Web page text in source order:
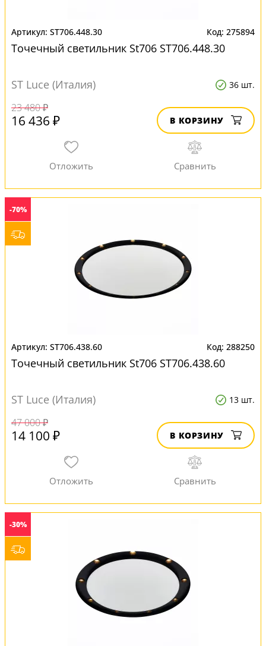
ST706.448.30 275894
Точечный светильник St706 ST706.448.30
ST Luce (Италия) 36 шт.
23 480 ₽
16 436 ₽ В КОРЗИНУ
-70%
ST706.438.60 288250
Точечный светильник St706 ST706.438.60
ST Luce (Италия) 13 шт.
47 000 ₽
14 100 ₽ В КОРЗИНУ
-30%